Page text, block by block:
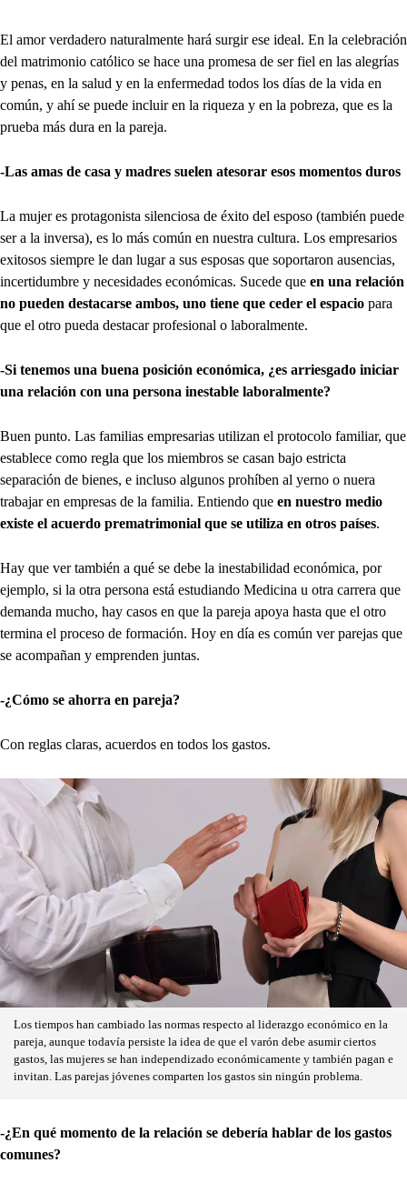
El amor verdadero naturalmente hará surgir ese ideal. En la celebración
del matrimonio católico se hace una promesa de ser fiel en las alegrías
y penas, en la salud y en la enfermedad todos los días de la vida en
común, y ahí se puede incluir en la riqueza y en la pobreza, que es la
prueba más dura en la pareja.
-Las amas de casa y madres suelen atesorar esos momentos duros
La mujer es protagonista silenciosa de éxito del esposo (también puede
ser a la inversa), es lo más común en nuestra cultura. Los empresarios
exitosos siempre le dan lugar a sus esposas que soportaron ausencias,
incertidumbre y necesidades económicas. Sucede que en una relación
no pueden destacarse ambos, uno tiene que ceder el espacio para
que el otro pueda destacar profesional o laboralmente.
-Si tenemos una buena posición económica, ¿es arriesgado iniciar
una relación con una persona inestable laboralmente?
Buen punto. Las familias empresarias utilizan el protocolo familiar, que
establece como regla que los miembros se casan bajo estricta
separación de bienes, e incluso algunos prohíben al yerno o nuera
trabajar en empresas de la familia. Entiendo que en nuestro medio
existe el acuerdo prematrimonial que se utiliza en otros países.
Hay que ver también a qué se debe la inestabilidad económica, por
ejemplo, si la otra persona está estudiando Medicina u otra carrera que
demanda mucho, hay casos en que la pareja apoya hasta que el otro
termina el proceso de formación. Hoy en día es común ver parejas que
se acompañan y emprenden juntas.
-¿Cómo se ahorra en pareja?
Con reglas claras, acuerdos en todos los gastos.
Los tiempos han cambiado las normas respecto al liderazgo económico en la
pareja, aunque todavía persiste la idea de que el varón debe asumir ciertos
gastos, las mujeres se han independizado económicamente y también pagan e
invitan. Las parejas jóvenes comparten los gastos sin ningún problema.
-¿En qué momento de la relación se debería hablar de los gastos
comunes?